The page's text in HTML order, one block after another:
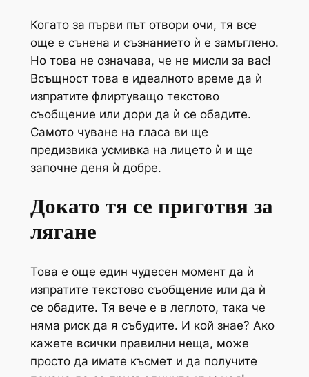
Когато за първи път отвори очи, тя все
още е сънена и съзнанието ѝ е замъглено.
Но това не означава, че не мисли за вас!
Всъщност това е идеалното време да ѝ
изпратите флиртуващо текстово
съобщение или дори да ѝ се обадите.
Самото чуване на гласа ви ще
предизвика усмивка на лицето ѝ и ще
започне деня ѝ добре.
Докато тя се приготвя за
лягане
Това е още един чудесен момент да ѝ
изпратите текстово съобщение или да ѝ
се обадите. Тя вече е в леглото, така че
няма риск да я събудите. И кой знае? Ако
кажете всички правилни неща, може
просто да имате късмет и да получите